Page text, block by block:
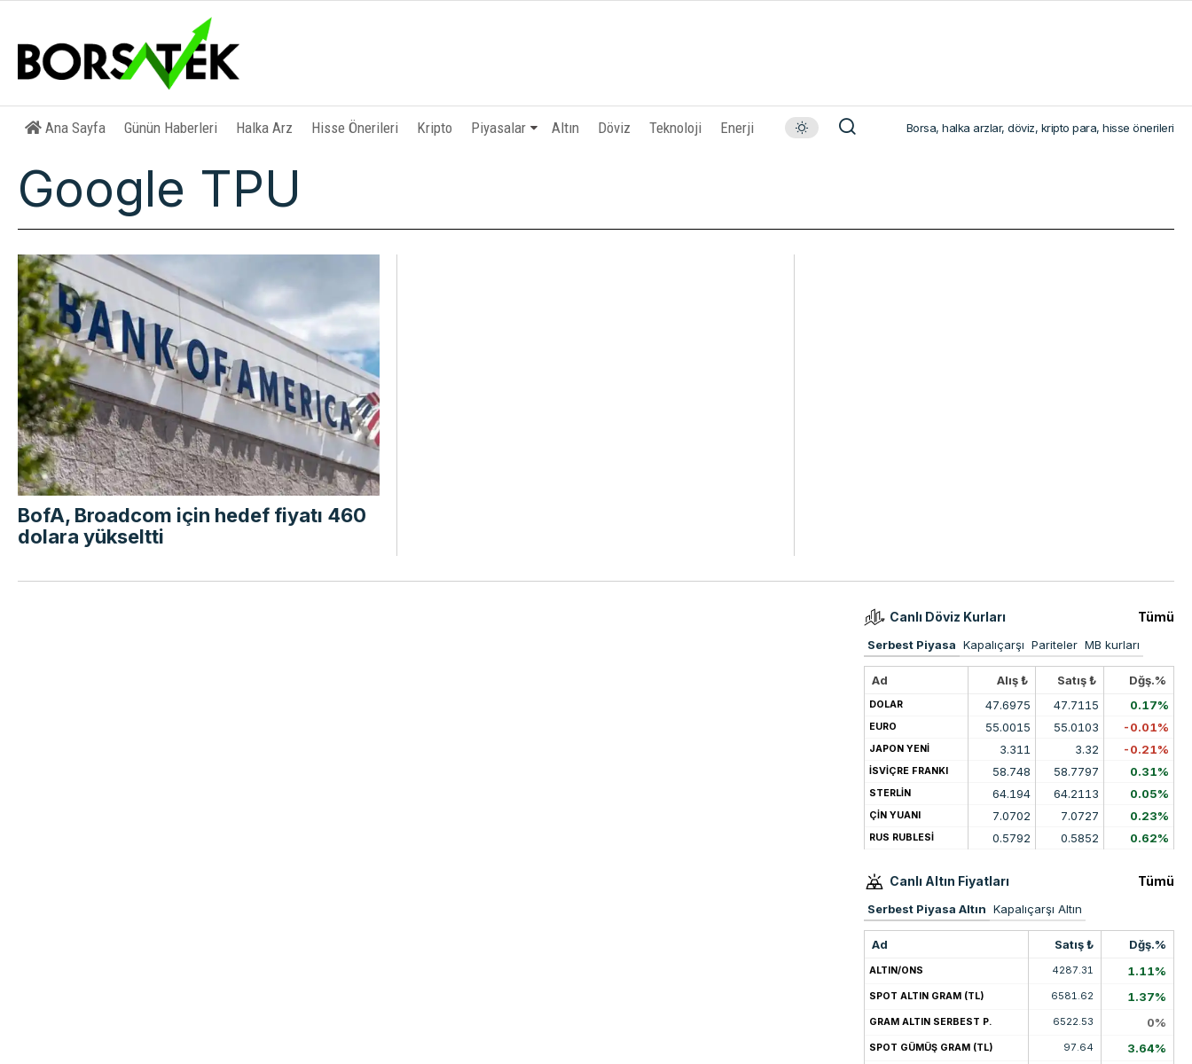
Ana Sayfa Günün Haberleri Halka Arz Hisse Önerileri Kripto Piyasalar Altın Döviz Teknoloji Enerji Borsa, halka arzlar, döviz, kripto para, hisse önerileri
Google TPU
BofA, Broadcom için hedef fiyatı 460
dolara yükseltti
Canlı Döviz Kurları Tümü
Serbest Piyasa Kapalıçarşı Pariteler MB kurları
Ad Alış ₺ Satış ₺ Dğş.%
DOLAR 47.6975 47.7115 0.17%
EURO 55.0015 55.0103 -0.01%
JAPON YENİ 3.311 3.32 -0.21%
İSVİÇRE FRANKI 58.748 58.7797 0.31%
STERLİN 64.194 64.2113 0.05%
ÇİN YUANI 7.0702 7.0727 0.23%
RUS RUBLESİ 0.5792 0.5852 0.62%
Canlı Altın Fiyatları Tümü
Serbest Piyasa Altın Kapalıçarşı Altın
Ad Satış ₺ Dğş.%
ALTIN/ONS 4287.31 1.11%
SPOT ALTIN GRAM (TL) 6581.62 1.37%
GRAM ALTIN SERBEST P. 6522.53 0%
SPOT GÜMÜŞ GRAM (TL) 97.64 3.64%